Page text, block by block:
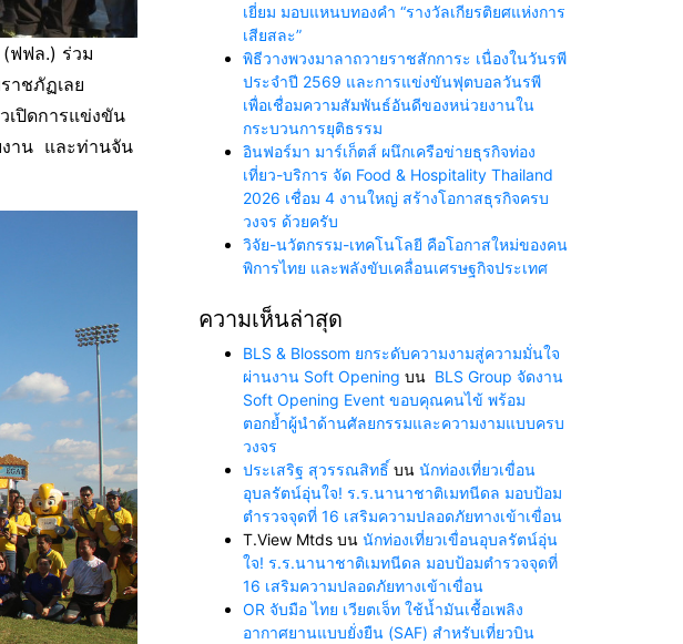
ฟฟล.) ร่วม
าชภัฏเลย
เปิดการแข่งขัน
งาน และท่านจัน
เยี่ยม มอบแหนบทองคำ “รางวัลเกียรติยศแห่งการ
เสียสละ”
พิธีวางพวงมาลาถวายราชสักการะ เนื่องในวันรพี
ประจำปี 2569 และการแข่งขันฟุตบอลวันรพี
เพื่อเชื่อมความสัมพันธ์อันดีของหน่วยงานใน
กระบวนการยุติธรรม
อินฟอร์มา มาร์เก็ตส์ ผนึกเครือข่ายธุรกิจท่อง
เที่ยว-บริการ จัด Food & Hospitality Thailand
2026 เชื่อม 4 งานใหญ่ สร้างโอกาสธุรกิจครบ
วงจร ด้วยครับ
วิจัย-นวัตกรรม-เทคโนโลยี คือโอกาสใหม่ของคน
พิการไทย และพลังขับเคลื่อนเศรษฐกิจประเทศ
ความเห็นล่าสุด
BLS & Blossom ยกระดับความงามสู่ความมั่นใจ
ผ่านงาน Soft Opening บน BLS Group จัดงาน
Soft Opening Event ขอบคุณคนไข้ พร้อม
ตอกย้ำผู้นำด้านศัลยกรรมและความงามแบบครบ
วงจร
ประเสริฐ สุวรรณสิทธิ์ บน นักท่องเที่ยวเขื่อน
อุบลรัตน์อุ่นใจ! ร.ร.นานาชาติเมทนีดล มอบป้อม
ตำรวจจุดที่ 16 เสริมความปลอดภัยทางเข้าเขื่อน
T.View Mtds บน นักท่องเที่ยวเขื่อนอุบลรัตน์อุ่น
ใจ! ร.ร.นานาชาติเมทนีดล มอบป้อมตำรวจจุดที่
16 เสริมความปลอดภัยทางเข้าเขื่อน
OR จับมือ ไทย เวียตเจ็ท ใช้น้ำมันเชื้อเพลิง
อากาศยานแบบยั่งยืน (SAF) สำหรับเที่ยวบิน